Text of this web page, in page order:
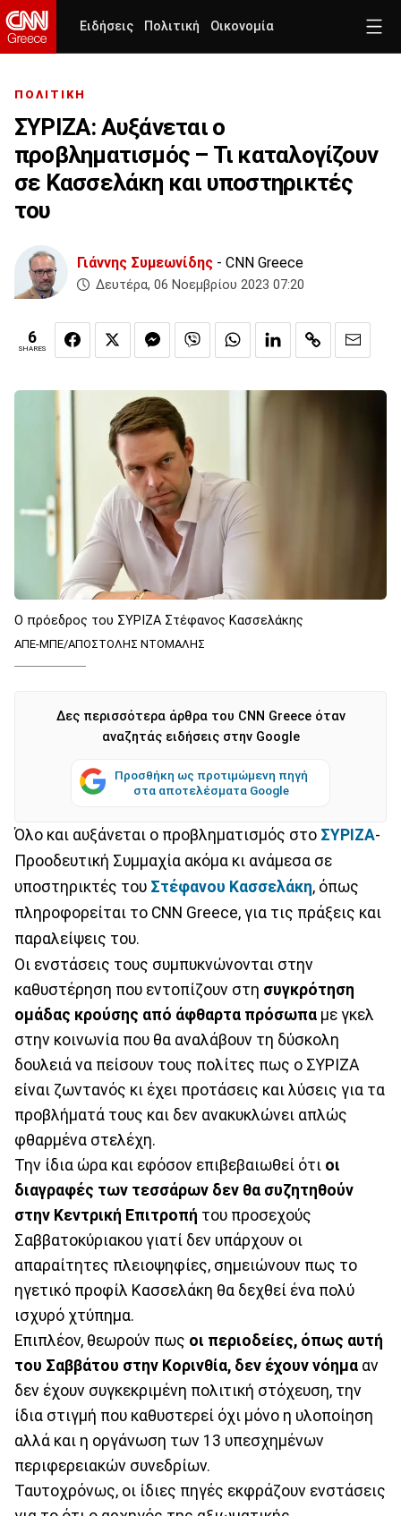
Ειδήσεις Πολιτική Οικονομία
ΠΟΛΙΤΙΚΗ
ΣΥΡΙΖΑ: Αυξάνεται ο
προβληματισμός – Τι καταλογίζουν
σε Κασσελάκη και υποστηρικτές
του
Γιάννης Συμεωνίδης - CNN Greece
Δευτέρα, 06 Νοεμβρίου 2023 07:20
6
SHARES
Ο πρόεδρος του ΣΥΡΙΖΑ Στέφανος Κασσελάκης
ΑΠΕ-ΜΠΕ/ΑΠΟΣΤΟΛΗΣ ΝΤΟΜΑΛΗΣ
Δες περισσότερα άρθρα του CNN Greece όταν
αναζητάς ειδήσεις στην Google
Προσθήκη ως προτιμώμενη πηγή
στα αποτελέσματα Google
Όλο και αυξάνεται ο προβληματισμός στο ΣΥΡΙΖΑ-
Προοδευτική Συμμαχία ακόμα κι ανάμεσα σε
υποστηρικτές του Στέφανου Κασσελάκη, όπως
πληροφορείται το CNN Greece, για τις πράξεις και
παραλείψεις του.
Οι ενστάσεις τους συμπυκνώνονται στην
καθυστέρηση που εντοπίζουν στη συγκρότηση
ομάδας κρούσης από άφθαρτα πρόσωπα με γκελ
στην κοινωνία που θα αναλάβουν τη δύσκολη
δουλειά να πείσουν τους πολίτες πως ο ΣΥΡΙΖΑ
είναι ζωντανός κι έχει προτάσεις και λύσεις για τα
προβλήματά τους και δεν ανακυκλώνει απλώς
φθαρμένα στελέχη.
Την ίδια ώρα και εφόσον επιβεβαιωθεί ότι οι
διαγραφές των τεσσάρων δεν θα συζητηθούν
στην Κεντρική Επιτροπή του προσεχούς
Σαββατοκύριακου γιατί δεν υπάρχουν οι
απαραίτητες πλειοψηφίες, σημειώνουν πως το
ηγετικό προφίλ Κασσελάκη θα δεχθεί ένα πολύ
ισχυρό χτύπημα.
Επιπλέον, θεωρούν πως οι περιοδείες, όπως αυτή
του Σαββάτου στην Κορινθία, δεν έχουν νόημα αν
δεν έχουν συγκεκριμένη πολιτική στόχευση, την
ίδια στιγμή που καθυστερεί όχι μόνο η υλοποίηση
αλλά και η οργάνωση των 13 υπεσχημένων
περιφερειακών συνεδρίων.
Ταυτοχρόνως, οι ίδιες πηγές εκφράζουν ενστάσεις